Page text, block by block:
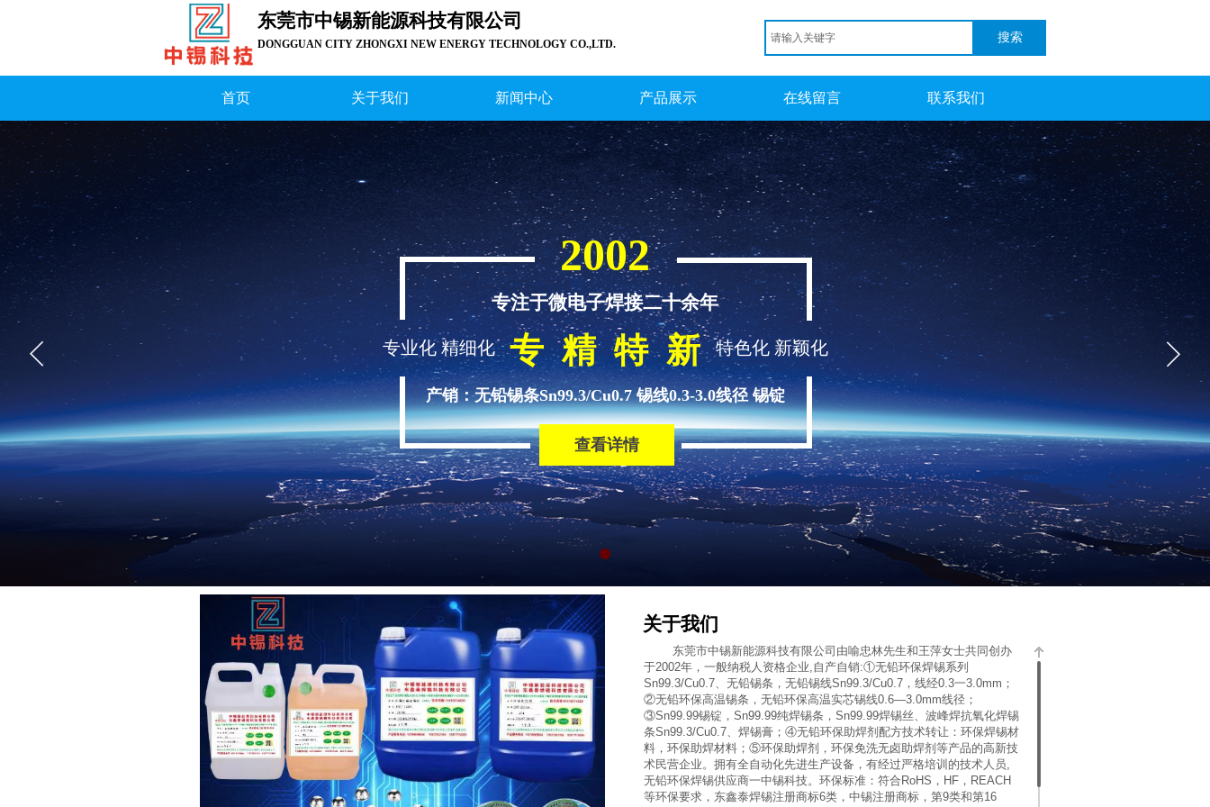
东莞市中锡新能源科技有限公司
DONGGUAN CITY ZHONGXI NEW ENERGY TECHNOLOGY CO.,LTD. 搜索
首页 关于我们 新闻中心 产品展示 在线留言 联系我们
2002
专注于微电子焊接二十余年
专业化 精细化 特色化 新颖化
专 精 特 新
产销：无铅锡条Sn99.3/Cu0.7 锡线0.3-3.0线径 锡锭
查看详情
关于我们
东莞市中锡新能源科技有限公司由喻忠林先生和王萍女士共同创办
于2002年，一般纳税人资格企业,自产自销:①无铅环保焊锡系列
Sn99.3/Cu0.7、无铅锡条，无铅锡线Sn99.3/Cu0.7，线经0.3一3.0mm；
②无铅环保高温锡条，无铅环保高温实芯锡线0.6—3.0mm线径；
③Sn99.99锡锭， Sn99.99纯焊锡条，Sn99.99焊锡丝、波峰焊抗氧化焊锡
条Sn99.3/Cu0.7、焊锡膏； ④无铅环保助焊剂配方技术转让：环保焊锡材
料，环保助焊材料； ⑤环保助焊剂，环保免洗无卤助焊剂 等产品的高新技
术民营企业。拥有全自动化先进生产设备，有经过严格培训的技术人员,
无铅环保焊锡供应商一中锡科技。环保标准：符合RoHS，HF，REACH
等环保要求，东鑫泰焊锡注册商标6类，中锡注册商标，第9类和第16